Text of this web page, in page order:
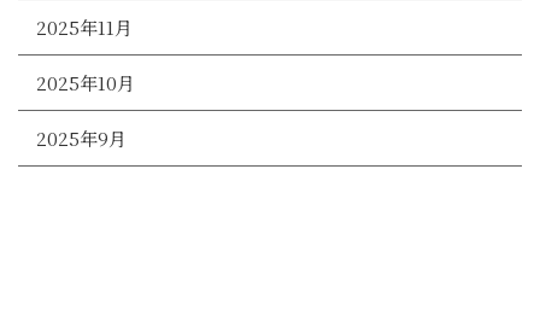
2025年11月
2025年10月
2025年9月